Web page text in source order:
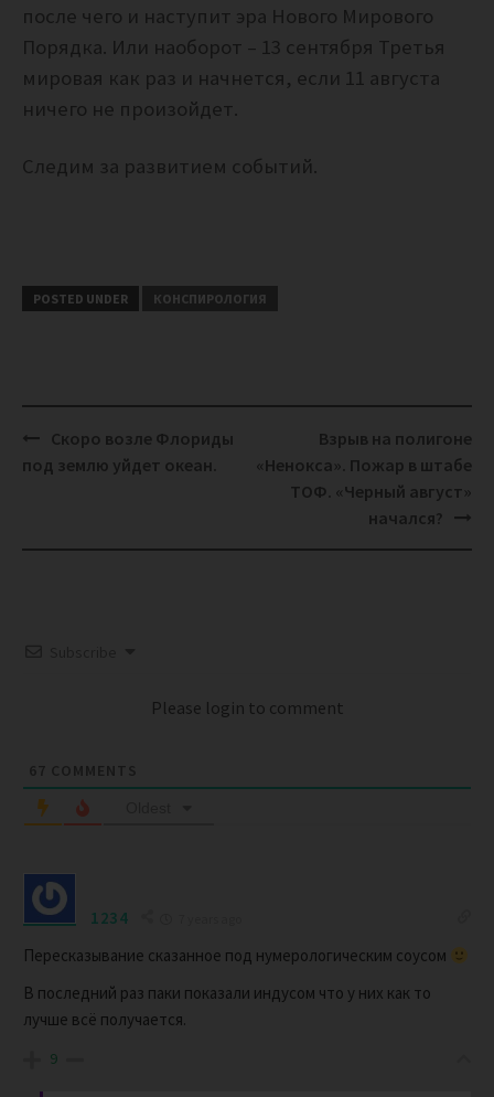
после чего и наступит эра Нового Мирового
Порядка. Или наоборот – 13 сентября Третья
мировая как раз и начнется, если 11 августа
ничего не произойдет.
Следим за развитием событий.
POSTED UNDER КОНСПИРОЛОГИЯ
Post
navigation
Скоро возле Флориды
под землю уйдет океан.
Взрыв на полигоне
«Ненокса». Пожар в штабе
ТОФ. «Черный август»
начался?
Please login to comment
1234
Пересказывание сказанное под нумерологическим соусом
В последний раз паки показали индусом что у них как то
лучше всё получается.
9